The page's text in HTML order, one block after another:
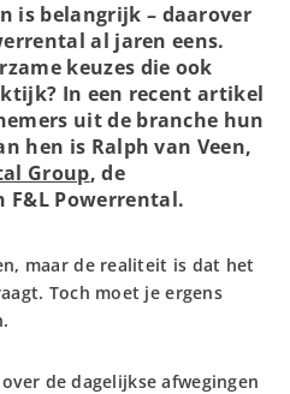
is belangrijk – daarover
al jaren eens.
keuzes die ook
In een recent artikel
uit de branche hun
hen is Ralph van Veen,
Group, de
F&L Powerrental.
maar de realiteit is dat het
Toch moet je ergens
de dagelijkse afwegingen